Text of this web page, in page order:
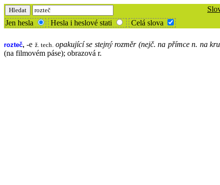
Jen hesla
Hesla i heslové stati Celá slova
rozteč,-e ž. tech. opakující se stejný rozměr (nejč. na přímce n. na
(na filmovém páse); obrazová r.